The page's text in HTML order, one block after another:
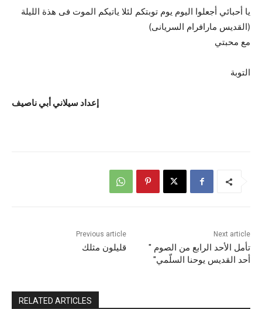
يا أحبائي أجعلوا اليوم يوم توبتكم لئلا ياتيكم الموت فى هذة الليلة
(القديس مارافرام السريانى)
مع محبتي
التوبة
إعداد سيلاني أبي ناصيف
Previous article
قليلون مثلك
Next article
تأمل الأحد الرابع من الصوم "
أحد القديس يوحنا السلّمي"
RELATED ARTICLES